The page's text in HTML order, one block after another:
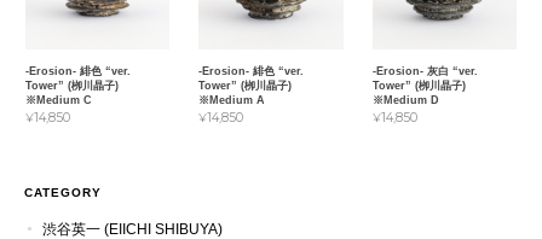
-Erosion- 緋色 “ver.
Tower” (栁川晶子)
※Medium C
¥14,850
-Erosion- 緋色 “ver.
Tower” (栁川晶子)
※Medium A
¥14,850
-Erosion- 灰白 “ver.
Tower” (栁川晶子)
※Medium D
¥14,850
CATEGORY
渋谷英一 (EIICHI SHIBUYA)